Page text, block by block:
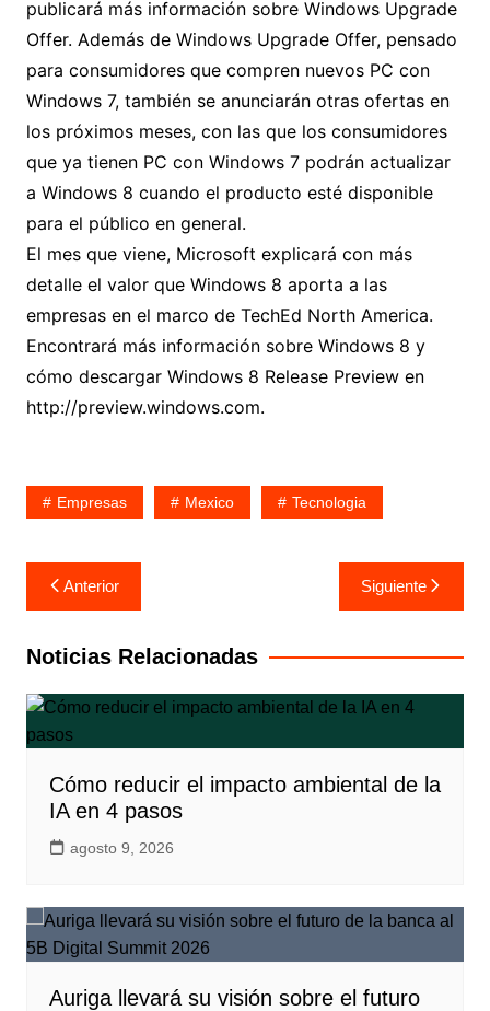
publicará más información sobre Windows Upgrade
Offer. Además de Windows Upgrade Offer, pensado
para consumidores que compren nuevos PC con
Windows 7, también se anunciarán otras ofertas en
los próximos meses, con las que los consumidores
que ya tienen PC con Windows 7 podrán actualizar
a Windows 8 cuando el producto esté disponible
para el público en general.
El mes que viene, Microsoft explicará con más
detalle el valor que Windows 8 aporta a las
empresas en el marco de TechEd North America.
Encontrará más información sobre Windows 8 y
cómo descargar Windows 8 Release Preview en
http://preview.windows.com.
Empresas Mexico Tecnologia
Navegación
de
entradas
Anterior Siguiente
Noticias Relacionadas
Cómo reducir el impacto ambiental de la
IA en 4 pasos
agosto 9, 2026
Auriga llevará su visión sobre el futuro